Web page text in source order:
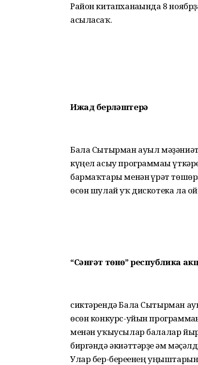
Район китапханаһында 8
асыласаҡ.
Ижад берләштерә
Бала Сытырман ауыл мәҙәниәт
күңел асыу программаһы
бармаҡтары менән һүрәт
өсөн шулай уҡ дискотека ла
“Сәнғәт төнө” республика
сиктәрендә Бала Сытырман
өсөн конкурс-уйын
менән уҡыусылар балалар
биргәндә әкиәттәрҙе һәм
Улар бер-береһенең